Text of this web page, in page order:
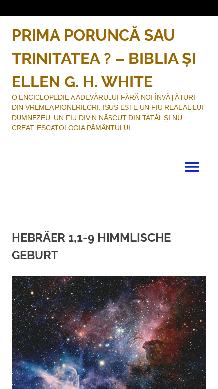
la
conținutPRIMA PORUNCĂ SAU
TRINITATEA ? – BIBLIA ȘI
ELLEN G. H. WHITE
O ENCICLOPEDIE A ADEVĂRULUI FĂRĂ NOI ÎNVĂȚĂTURI
DIN VREMEA PIONERILORI. ISUS ESTE UN FIU REAL AL LUI
DUMNEZEU. UN FIU DIVIN NĂSCUT DIN TATĂL ȘI NU
CREAT. ESCATOLOGIA PĂMÂNTULUI
MENU
HEBRÄER 1,1-9 HIMMLISCHE
GEBURT